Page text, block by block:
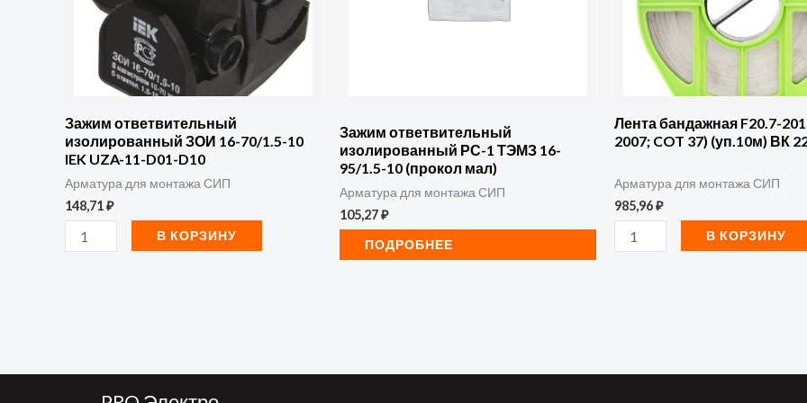
Зажим ответвительный
изолированный ЗОИ 16-70/1.5-10
IEK UZA-11-D01-D10
Арматура для монтажа СИП
148,71₽
UZA-
11-
D10
В КОРЗИНУ
Зажим ответвительный
изолированный РС-1 ТЭМЗ 16-
95/1.5-10 (прокол мал)
Арматура для монтажа СИП
105,27₽
ПОДРОБНЕЕ
Лента бандажная F20.7-201
2007; COT 37) (уп.10м) ВК
Арматура для монтажа СИП
985,96₽
COT
37)
ВК
22100081
В КОРЗИНУ